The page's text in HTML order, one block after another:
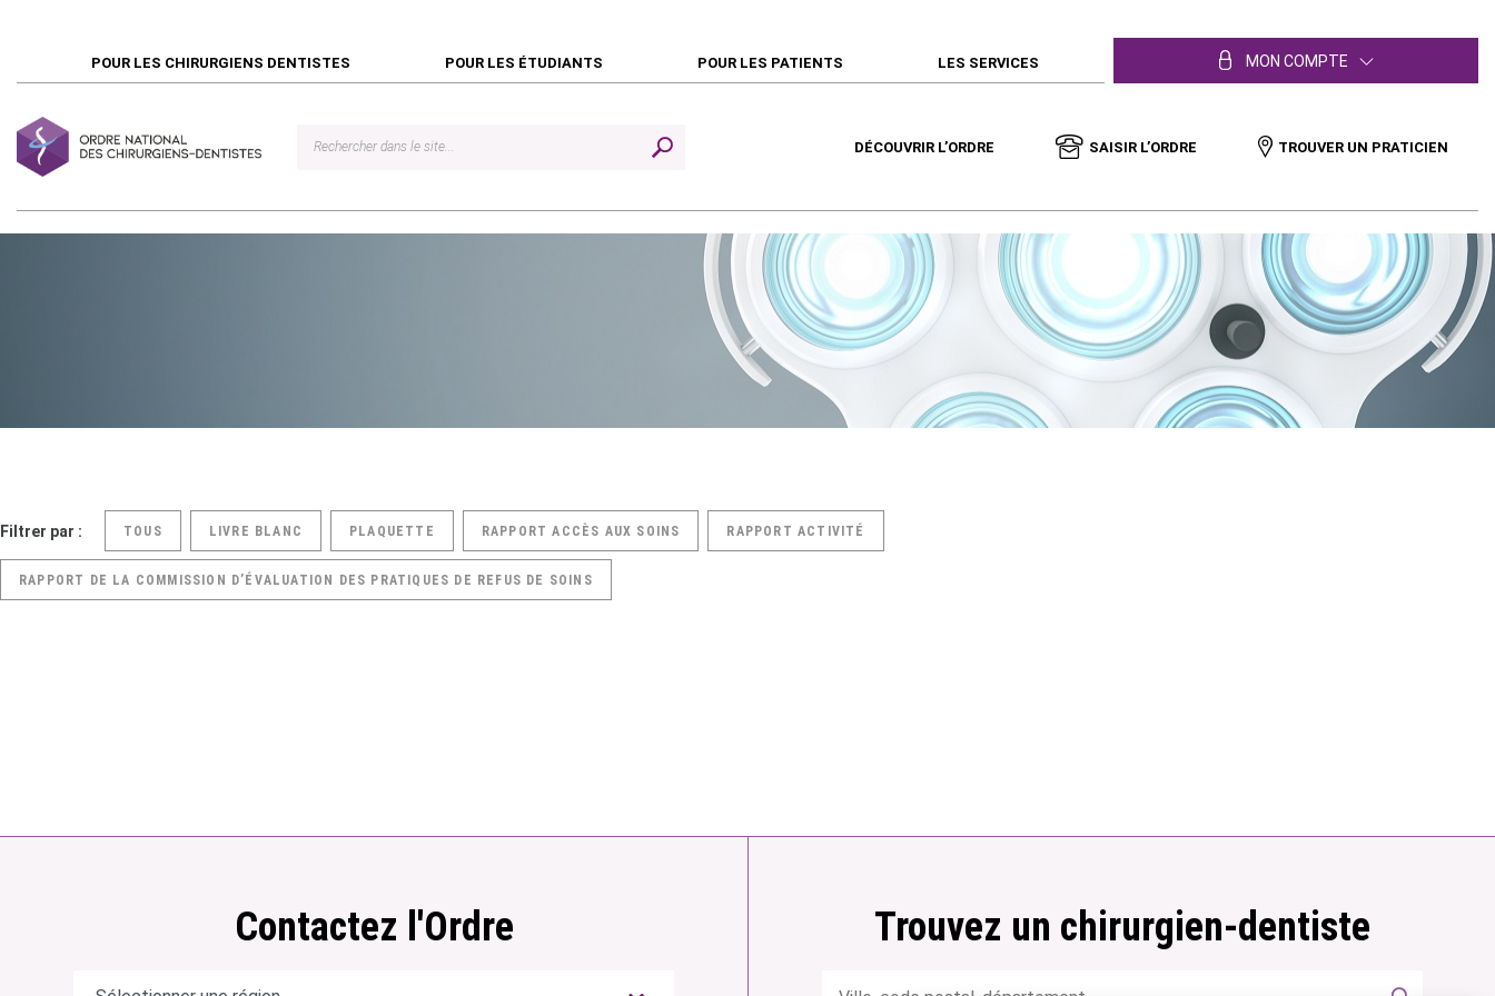
POUR LES CHIRURGIENS DENTISTES POUR LES ÉTUDIANTS POUR LES PATIENTS LES SERVICES MON COMPTE
DÉCOUVRIR L’ORDRE SAISIR L’ORDRE TROUVER UN PRATICIEN
Filtrer par : TOUS LIVRE BLANC PLAQUETTE RAPPORT ACCÈS AUX SOINS RAPPORT ACTIVITÉ
RAPPORT DE LA COMMISSION D’ÉVALUATION DES PRATIQUES DE REFUS DE SOINS
Contactez l'Ordre Trouvez un chirurgien-dentiste